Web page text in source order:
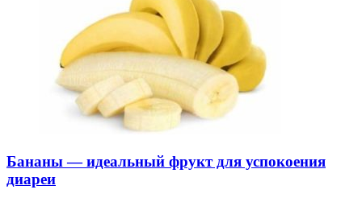
Бананы — идеальный фрукт для успокоения
диареи